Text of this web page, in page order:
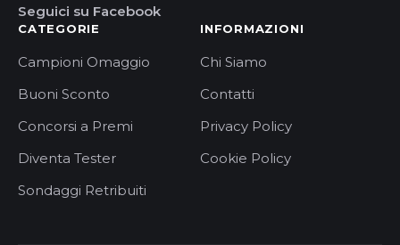
Seguici su Facebook
CATEGORIE
Campioni Omaggio
Buoni Sconto
Concorsi a Premi
Diventa Tester
Sondaggi Retribuiti
INFORMAZIONI
Chi Siamo
Contatti
Privacy Policy
Cookie Policy